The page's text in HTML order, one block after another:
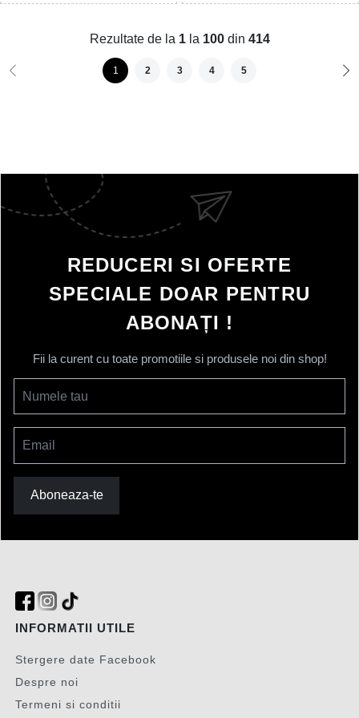
Rezultate de la 1la 100din 414
1 2 3 4 5
REDUCERI SI OFERTE
SPECIALE DOAR PENTRU
ABONAȚI !
Fii la curent cu toate promotiile si produsele noi din shop!
Numele tau
Email
Aboneaza-te
INFORMATII UTILE
Stergere date Facebook
Despre noi
Termeni si conditii